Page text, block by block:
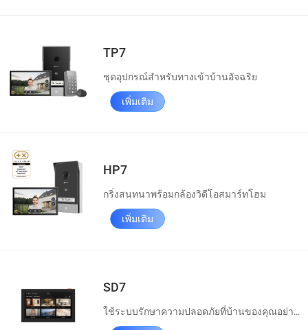
TP7
ชุดอุปกรณ์สำหรับทางเข้าบ้านอัจฉริย
เพิ่มเติม
HP7
กริ่งสนทนาพร้อมกล้องวิดีโอสมาร์ทโฮม
เพิ่มเติม
SD7
ใช้ระบบรักษาความปลอดภัยที่บ้านของคุณอย่างมีความสุข